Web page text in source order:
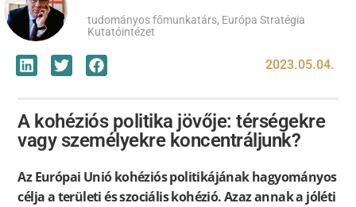
tudományos főmunkatárs, Európa Stratégia
Kutatóintézet
2023.05.04.
A kohéziós politika jövője: térségekre
vagy személyekre koncentráljunk?
Az Európai Unió kohéziós politikájának hagyományos
célja a területi és szociális kohézió. Azaz annak a jóléti